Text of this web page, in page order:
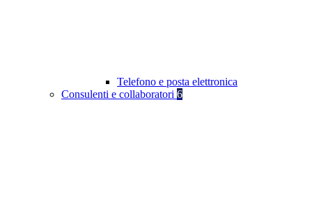
Telefono e posta elettronica
Consulenti e collaboratori 6